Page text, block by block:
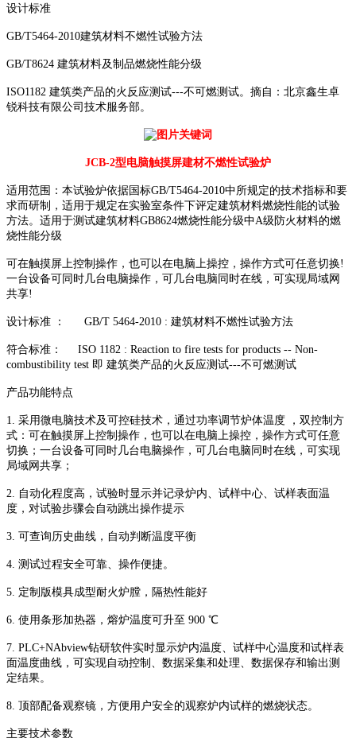
设计标准
GB/T5464-2010建筑材料不燃性试验方法
GB/T8624 建筑材料及制品燃烧性能分级
ISO1182 建筑类产品的火反应测试---不可燃测试。摘自：北京鑫生卓
锐科技有限公司技术服务部。
JCB-2型电脑触摸屏建材不燃性试验炉
适用范围：本试验炉依据国标GB/T5464-2010中所规定的技术指标和要
求而研制，适用于规定在实验室条件下评定建筑材料燃烧性能的试验
方法。适用于测试建筑材料GB8624燃烧性能分级中A级防火材料的燃
烧性能分级
可在触摸屏上控制操作，也可以在电脑上操控，操作方式可任意切换!
一台设备可同时几台电脑操作，可几台电脑同时在线，可实现局域网
共享!
设计标准 ： GB/T 5464-2010 : 建筑材料不燃性试验方法
符合标准： ISO 1182 : Reaction to fire tests for products -- Non-
combustibility test 即 建筑类产品的火反应测试---不可燃测试
产品功能特点
1. 采用微电脑技术及可控硅技术，通过功率调节炉体温度 ，双控制方
式：可在触摸屏上控制操作，也可以在电脑上操控，操作方式可任意
切换；一台设备可同时几台电脑操作，可几台电脑同时在线，可实现
局域网共享；
2. 自动化程度高，试验时显示并记录炉内、试样中心、试样表面温
度，对试验步骤会自动跳出操作提示
3. 可查询历史曲线，自动判断温度平衡
4. 测试过程安全可靠、操作便捷。
5. 定制版模具成型耐火炉膛，隔热性能好
6. 使用条形加热器，熔炉温度可升至 900 ℃
7. PLC+NAbview钻研软件实时显示炉内温度、试样中心温度和试样表
面温度曲线，可实现自动控制、数据采集和处理、数据保存和输出测
定结果。
8. 顶部配备观察镜，方便用户安全的观察炉内试样的燃烧状态。
主要技术参数